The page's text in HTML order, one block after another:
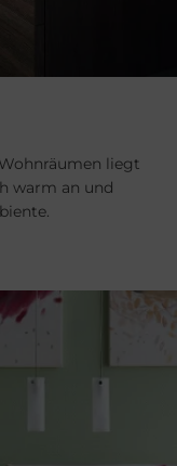
liegt
warm an und